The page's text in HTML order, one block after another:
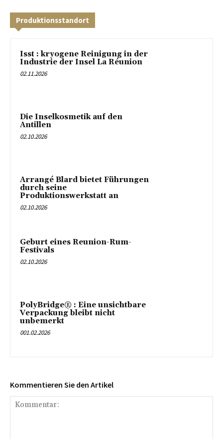
Produktionsstandort
Isst : kryogene Reinigung in der
Industrie der Insel La Réunion
02.11.2026
Die Inselkosmetik auf den
Antillen
02.10.2026
Arrangé Blard bietet Führungen
durch seine
Produktionswerkstatt an
02.10.2026
Geburt eines Reunion-Rum-
Festivals
02.10.2026
PolyBridge® : Eine unsichtbare
Verpackung bleibt nicht
unbemerkt
001.02.2026
Kommentieren Sie den Artikel